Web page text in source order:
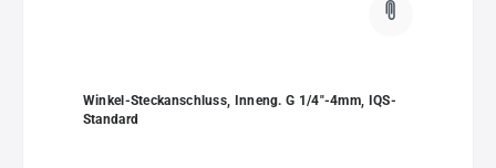
Winkel-Steckanschluss, Inneng. G 1/4"-4mm, IQS-
Standard